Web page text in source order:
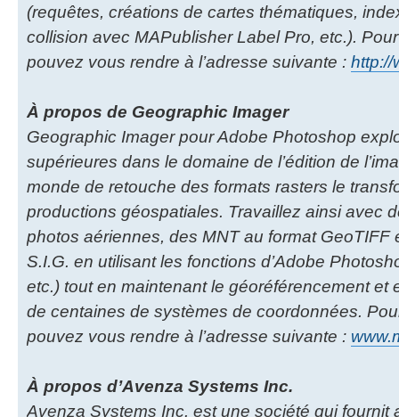
(requêtes, créations de cartes thématiques,
collision avec MAPublisher Label Pro, etc.).
pouvez vous rendre à l’adresse suivante : http://
À propos de Geographic Imager
Geographic Imager pour Adobe Photoshop
supérieures dans le domaine de l’édition de
monde de retouche des formats rasters le
productions géospatiales. Travaillez ainsi avec
photos aériennes, des MNT au format
S.I.G. en utilisant les fonctions d’Adobe
etc.) tout en maintenant le géoréférencement et
de centaines de systèmes de coordonnées.
pouvez vous rendre à l’adresse suivante :
À propos d’Avenza Systems Inc.
Avenza Systems Inc. est une société qui